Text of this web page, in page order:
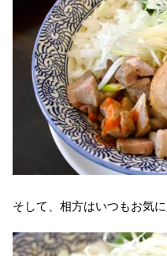
そして、相方はいつもお気に